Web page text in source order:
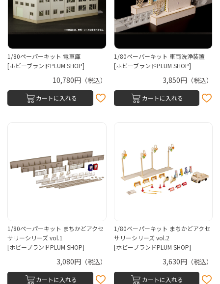
1/80ペーパーキット 電車庫
[ホビーブランドPLUM SHOP]
10,780円（税込）
カートに入れる
1/80ペーパーキット 車両洗浄装置
[ホビーブランドPLUM SHOP]
3,850円 （税込）
カートに入れる
1/80ペーパーキット まちかどアクセ
サリーシリーズ vol.1
[ホビーブランドPLUM SHOP]
3,080円（税込）
カートに入れる
1/80ペーパーキット まちかどアクセ
サリーシリーズ vol.2
[ホビーブランドPLUM SHOP]
3,630円 （税込）
カートに入れる